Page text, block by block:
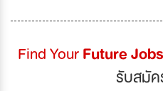
Find YourFuture
รับสมั